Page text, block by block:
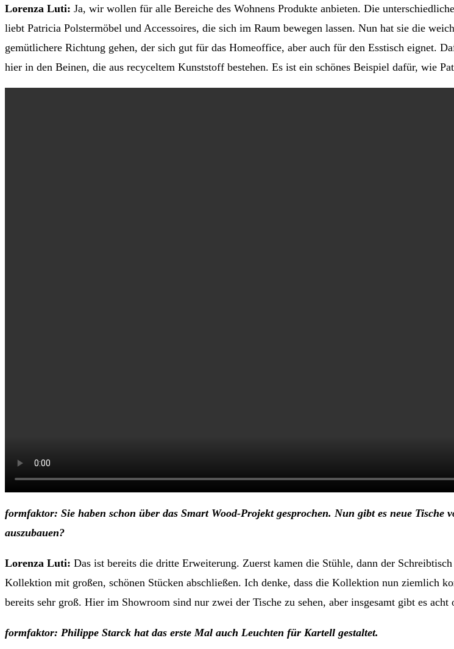
Lorenza Luti: Ja, wir wollen für alle Bereiche des Wohnens Produkte anbieten. Die
liebt Patricia Polstermöbel und Accessoires, die sich im Raum bewegen lassen. Nun hat sie die
gemütlichere Richtung gehen, der sich gut für das Homeoffice, aber auch für den Esstisch eignet.
hier in den Beinen, die aus recyceltem Kunststoff bestehen. Es ist ein schönes Beispiel dafür, wie
formfaktor: Sie haben schon über das Smart Wood-Projekt gesprochen. Nun gibt es neue
auszubauen?
Lorenza Luti: Das ist bereits die dritte Erweiterung. Zuerst kamen die Stühle, dann der
Kollektion mit großen, schönen Stücken abschließen. Ich denke, dass die Kollektion nun ziemlich
bereits sehr groß. Hier im Showroom sind nur zwei der Tische zu sehen, aber insgesamt gibt es
formfaktor: Philippe Starck hat das erste Mal auch Leuchten für Kartell gestaltet.